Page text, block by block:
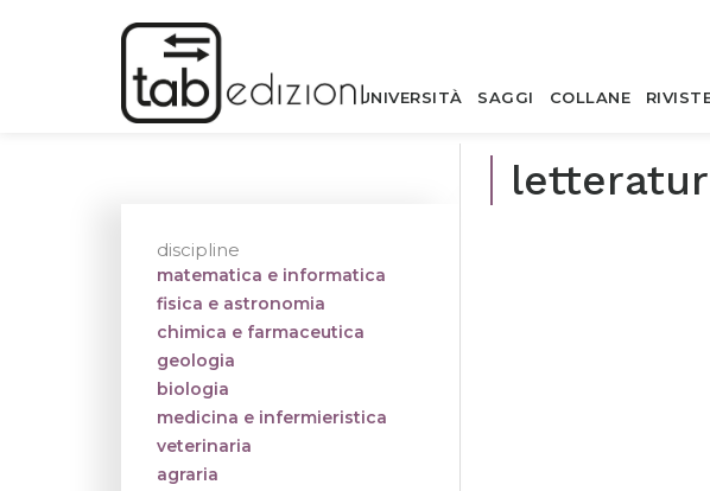
UNIVERSITÀ SAGGI COLLANE
discipline
matematica e informatica
fisica e astronomia
chimica e farmaceutica
geologia
biologia
medicina e infermieristica
veterinaria
agraria